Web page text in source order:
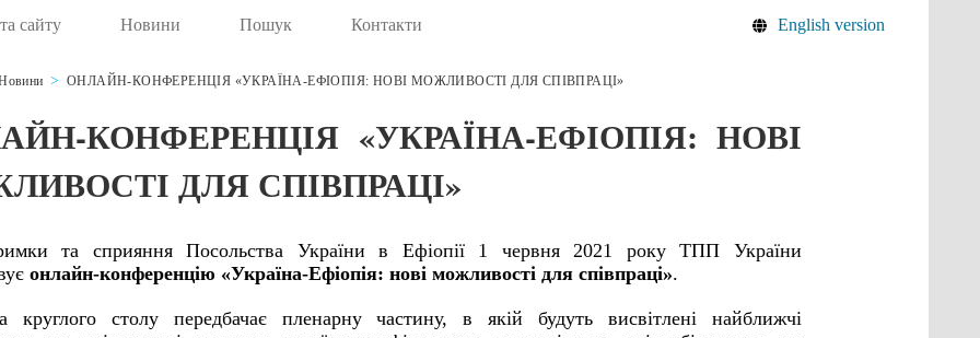
сайту Новини Пошук Контакти English version
ОНЛАЙН-КОНФЕРЕНЦІЯ «УКРАЇНА-ЕФІОПІЯ: НОВІ МОЖЛИВОСТІ ДЛЯ СПІВПРАЦІ»
КОНФЕРЕНЦІЯ «УКРАЇНА-ЕФІОПІЯ: НОВІ
ДЛЯ СПІВПРАЦІ»
та сприяння Посольства України в Ефіопії 1 червня 2021 року ТПП України
онлайн-конференцію «Україна-Ефіопія: нові можливості для співпраці».
круглого столу передбачає пленарну частину, в якій будуть висвітлені найближчі